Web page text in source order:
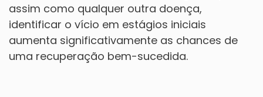
assim como qualquer outra doença,
identificar o vício em estágios iniciais
aumenta significativamente as chances de
uma recuperação bem-sucedida.